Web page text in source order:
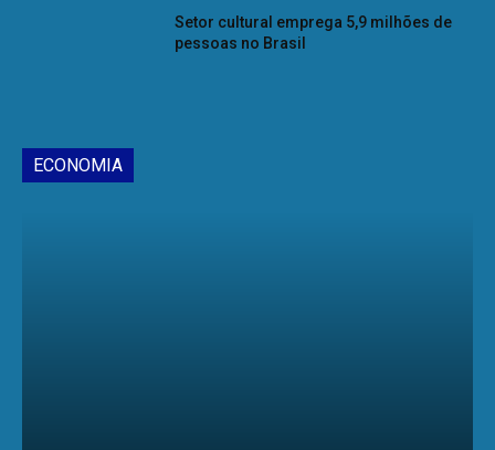
Setor cultural emprega 5,9 milhões de
pessoas no Brasil
ECONOMIA